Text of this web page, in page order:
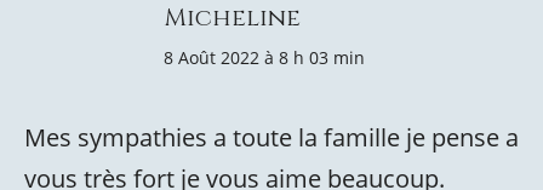
Micheline
8 Août 2022 à 8 h 03 min
Mes sympathies a toute la famille je pense a
vous très fort je vous aime beaucoup.